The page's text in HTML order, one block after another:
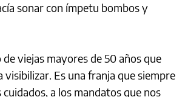
sonar con ímpetu bombos y
viejas mayores de 50 años que
visibilizar. Es una franja que siempre
a los mandatos que nos